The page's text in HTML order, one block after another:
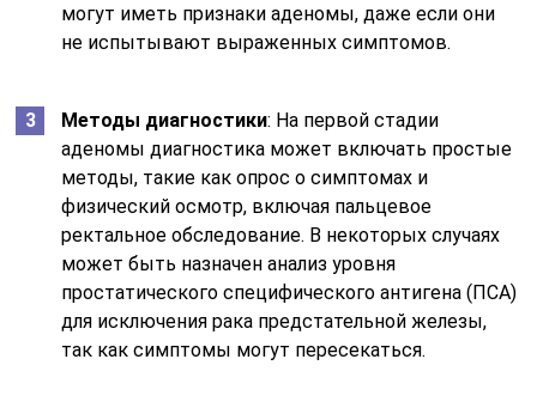
могут иметь признаки аденомы, даже если они
не испытывают выраженных симптомов.
Методы диагностики: На первой стадии
аденомы диагностика может включать простые
методы, такие как опрос о симптомах и
физический осмотр, включая пальцевое
ректальное обследование. В некоторых случаях
может быть назначен анализ уровня
простатического специфического антигена (ПСА)
для исключения рака предстательной железы,
так как симптомы могут пересекаться.